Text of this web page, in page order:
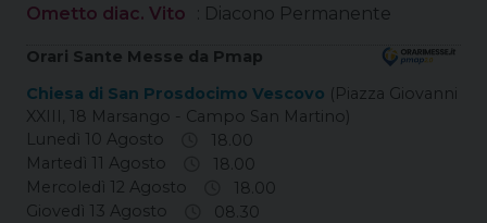
Ometto diac. Vito
: Diacono Permanente
Orari Sante Messe da Pmap
Chiesa di San Prosdocimo Vescovo (Piazza Giovanni
XXIII, 18 Marsango - Campo San Martino)
Lunedì 10 Agosto
18.00
Martedì 11 Agosto
18.00
Mercoledì 12 Agosto
18.00
Giovedì 13 Agosto
08.30